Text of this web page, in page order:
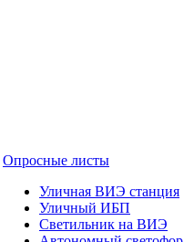
Опросные листы
Уличная ВИЭ станция
Уличный ИБП
Светильник на ВИЭ